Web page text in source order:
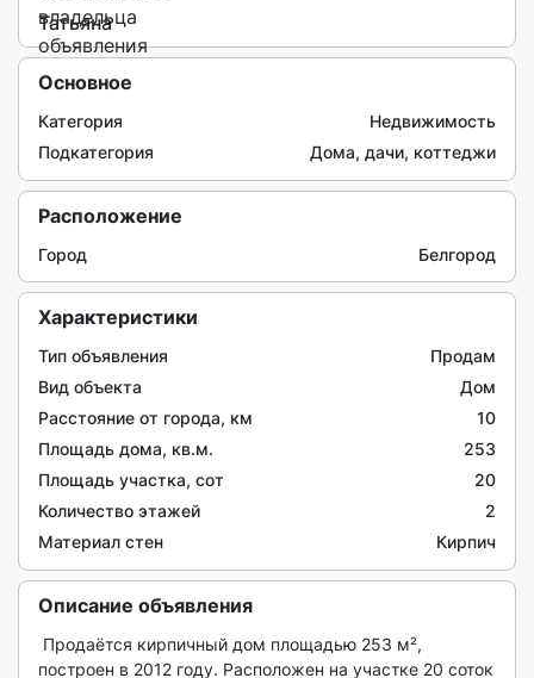
Татьяна
Основное
Категория
Недвижимость
Подкатегория
Дома, дачи, коттеджи
Расположение
Город Белгород
Характеристики
Тип объявления
Продам
Вид объекта
Дом
Расстояние от города, км
10
Площадь дома, кв.м.
253
Площадь участка, сот
20
Количество этажей
2
Материал стен
Кирпич
Описание объявления
построен в 2012 году. Расположен на участке 20 соток